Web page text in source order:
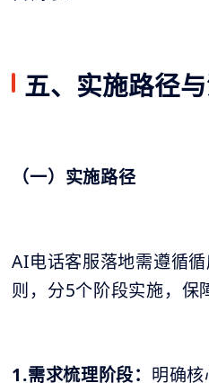
五、实施路径
（一）实施路径
AI电话客服落地需遵循
则，分5个阶段实施，保
1.需求梳理阶段： 明确